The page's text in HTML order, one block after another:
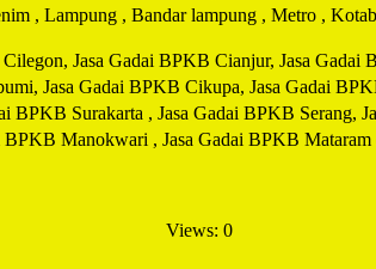
, Lampung , Bandar lampung , Metro ,
Jasa Gadai BPKB Cianjur, Jasa
Jasa Gadai BPKB Cikupa, Jasa Gadai
Surakarta , Jasa Gadai BPKB Serang,
Manokwari , Jasa Gadai BPKB Mataram
Views: 0